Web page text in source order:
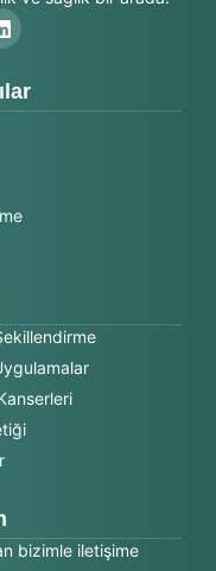
bizimle iletişime